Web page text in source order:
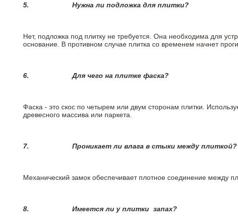
5. Нужна ли подложка для плитки?
Нет, подложка под плитку не требуется. Она необходима для
основание. В противном случае плитка со временем начнет
6.Для чего на плитке фаска?
Фаска - это скос по четырем или двум сторонам плитки.
древесного массива или паркета.
7. Проникает ли влага в стыки между плиткой?
Механический замок обеспечивает плотное соединение между
8. Имеется ли у плитки запах?